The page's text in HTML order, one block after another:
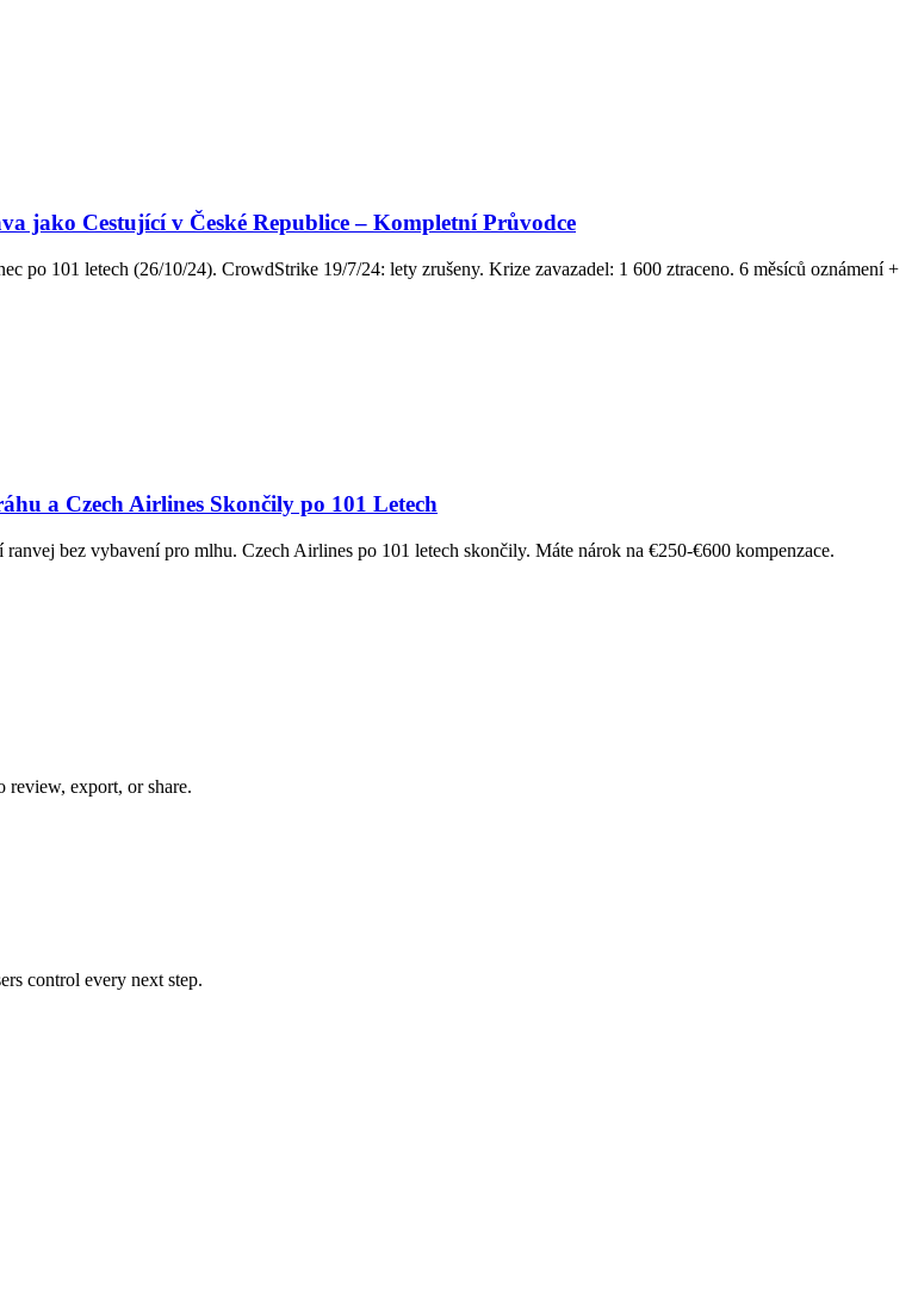
jako Cestující v České Republice – Kompletní Průvodce
po 101 letech (26/10/24). CrowdStrike 19/7/24: lety zrušeny. Krize zavazadel: 1 600 ztraceno. 6 měsíců oznámení +
a Czech Airlines Skončily po 101 Letech
bez vybavení pro mlhu. Czech Airlines po 101 letech skončily. Máte nárok na €250-€600 kompenzace.
review, export, or share.
control every next step.